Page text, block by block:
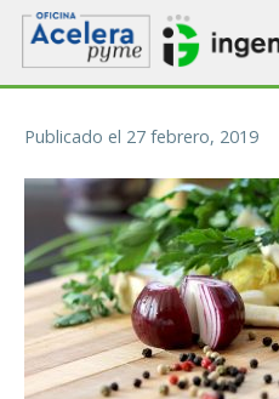
Publicado el 27 febrero, 2019